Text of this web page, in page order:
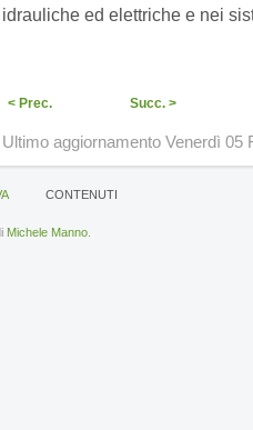
idrauliche ed elettriche e nei
< Prec. Succ. >
Ultimo aggiornamento Venerdì 05
CONTENUTI
Michele Manno